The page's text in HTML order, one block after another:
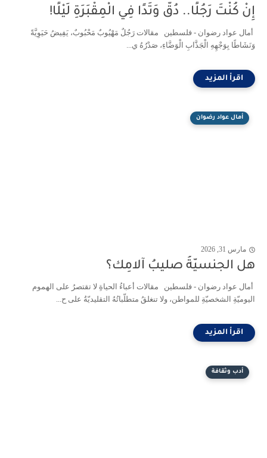
إِنْ كُنْتَ رَجُلًا.. دُقَّ وَتَدًا فِي الْمِقْبَرَةِ لَيْلًا!
أمال عواد رضوان - فلسطين مقالات رَجُلٌ مَهْيُوبٌ مَحْبُوبٌ، يَفِيضُ حَيَوِيَّةً
وَنَشَاطًا بِوَجْهِهِ الْجَذَّابِ الْوَضَّاءِ، صَدْرُهُ ي...
أمال عواد رضوان
مارس 31, 2026
هل الجنسيّةُ صليبُ آلامِك؟
أمال عواد رضوان - فلسطين مقالات أعباءُ الحياةِ لا تقتصرُ على الهموم
اليوميّةِ الشخصيّةِ للمواطن، ولا تنغلقُ متطلّباتُهُ التقليديّةُ على ح...
أدب وثقافة